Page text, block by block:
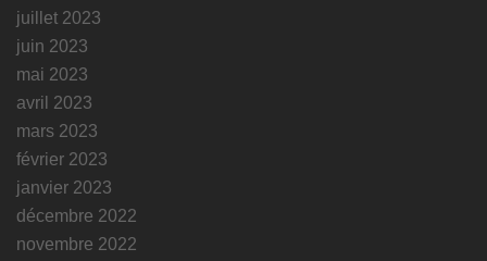
juillet 2023
juin 2023
mai 2023
avril 2023
mars 2023
février 2023
janvier 2023
décembre 2022
novembre 2022